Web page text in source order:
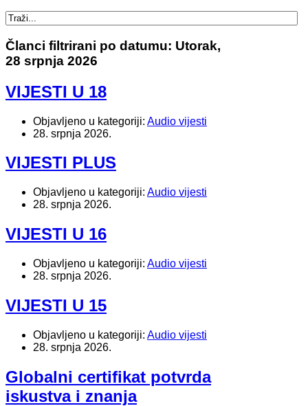
Članci filtrirani po datumu: Utorak,
28 srpnja 2026
VIJESTI U 18
Objavljeno u kategoriji: Audio vijesti
28. srpnja 2026.
VIJESTI PLUS
Objavljeno u kategoriji: Audio vijesti
28. srpnja 2026.
VIJESTI U 16
Objavljeno u kategoriji: Audio vijesti
28. srpnja 2026.
VIJESTI U 15
Objavljeno u kategoriji: Audio vijesti
28. srpnja 2026.
Globalni certifikat potvrda
iskustva i znanja